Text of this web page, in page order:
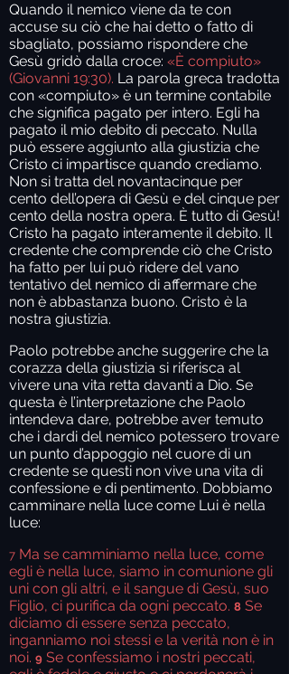
Quando il nemico viene da te con
accuse su ciò che hai detto o fatto di
sbagliato, possiamo rispondere che
Gesù gridò dalla croce: «È compiuto»
(Giovanni 19:30). La parola greca tradotta
con «compiuto» è un termine contabile
che significa pagato per intero. Egli ha
pagato il mio debito di peccato. Nulla
può essere aggiunto alla giustizia che
Cristo ci impartisce quando crediamo.
Non si tratta del novantacinque per
cento dell’opera di Gesù e del cinque per
cento della nostra opera. È tutto di Gesù!
Cristo ha pagato interamente il debito. Il
credente che comprende ciò che Cristo
ha fatto per lui può ridere del vano
tentativo del nemico di affermare che
non è abbastanza buono. Cristo è la
nostra giustizia.
Paolo potrebbe anche suggerire che la
corazza della giustizia si riferisca al
vivere una vita retta davanti a Dio. Se
questa è l’interpretazione che Paolo
intendeva dare, potrebbe aver temuto
che i dardi del nemico potessero trovare
un punto d’appoggio nel cuore di un
credente se questi non vive una vita di
confessione e di pentimento. Dobbiamo
camminare nella luce come Lui è nella
luce:
7 Ma se camminiamo nella luce, come
egli è nella luce, siamo in comunione gli
uni con gli altri, e il sangue di Gesù, suo
Figlio, ci purifica da ogni peccato. 8 Se
diciamo di essere senza peccato,
inganniamo noi stessi e la verità non è in
noi. 9 Se confessiamo i nostri peccati,